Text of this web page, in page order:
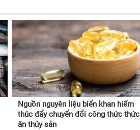
Nguồn nguyên liệu biển khan hiếm
thúc đẩy chuyển đổi công thức thức
ăn thủy sản